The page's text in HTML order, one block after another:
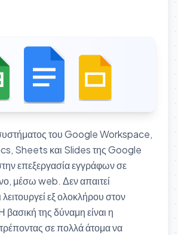
του Google Workspace,
Sheets και Slides της Google
επεξεργασία εγγράφων σε
μέσω web. Δεν απαιτεί
εξ ολοκλήρου στον
βασική της δύναμη είναι η
σε πολλά άτομα να